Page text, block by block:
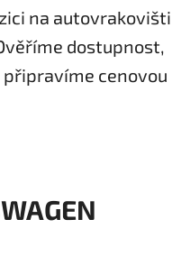
na autovrakovišti
dostupnost,
cenovou